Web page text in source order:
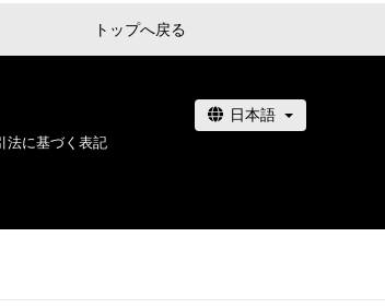
トップへ戻る
法に基づく表記